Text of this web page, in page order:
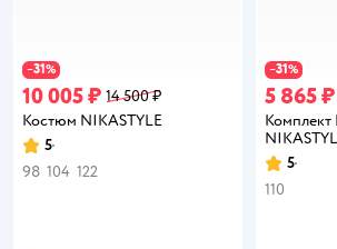
−31%
10 005 ₽ 14 500 ₽
Костюм NIKASTYLE
Рейтинг:
5
98 104 122
−31%
5 865 ₽
Комплект
Рейтинг:
5
110